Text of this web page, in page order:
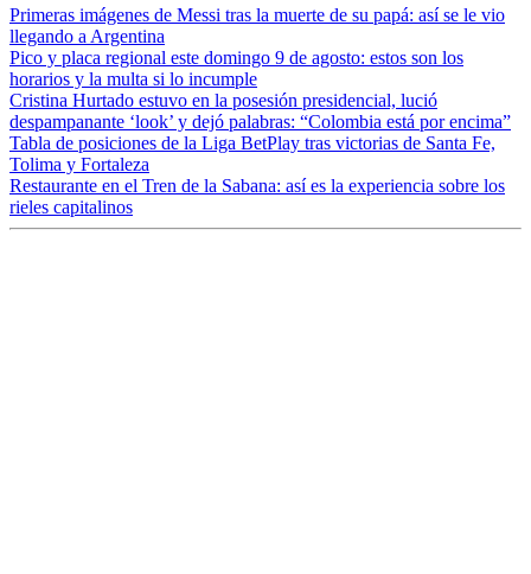
Primeras imágenes de Messi tras la muerte de su papá: así se le vio
llegando a Argentina
Pico y placa regional este domingo 9 de agosto: estos son los
horarios y la multa si lo incumple
Cristina Hurtado estuvo en la posesión presidencial, lució
despampanante ‘look’ y dejó palabras: “Colombia está por encima”
Tabla de posiciones de la Liga BetPlay tras victorias de Santa Fe,
Tolima y Fortaleza
Restaurante en el Tren de la Sabana: así es la experiencia sobre los
rieles capitalinos